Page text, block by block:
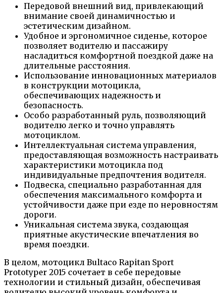
Передовой внешний вид, привлекающий
внимание своей динамичностью и
эстетическим дизайном.
Удобное и эргономичное сиденье, которое
позволяет водителю и пассажиру
насладиться комфортной поездкой даже на
длительные расстояния.
Использование инновационных материалов
в конструкции мотоцикла,
обеспечивающих надежность и
безопасность.
Особо разработанный руль, позволяющий
водителю легко и точно управлять
мотоциклом.
Интеллектуальная система управления,
предоставляющая возможность настраивать
характеристики мотоцикла под
индивидуальные предпочтения водителя.
Подвеска, специально разработанная для
обеспечения максимального комфорта и
устойчивости даже при езде по неровностям
дороги.
Уникальная система звука, создающая
приятные акустические впечатления во
время поездки.
В целом, мотоцикл Bultaco Rapitan Sport
Prototyper 2015 сочетает в себе передовые
технологии и стильный дизайн, обеспечивая